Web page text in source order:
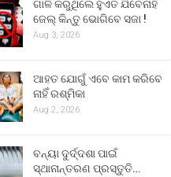
ଗାଳି କରୁଥିଲେ ହୁଏତ ଯିବେନାହିଁ
ଜେଲ୍ କିନ୍ତୁ ଭୋଗିବେ ସଜା !
Aug 3, 2026
ଆହତ ଯୋଗୁଁ ଏବେ କାମ କରିବେ
ନାହିଁ ରଶ୍ମିକା
Aug 2, 2026
ବନ୍ୟା ଦୁର୍ଦ୍ଦଶା ପାଇଁ
ସ୍ଥାନାନ୍ତରଣ ପ୍ରସ୍ତୁତି…